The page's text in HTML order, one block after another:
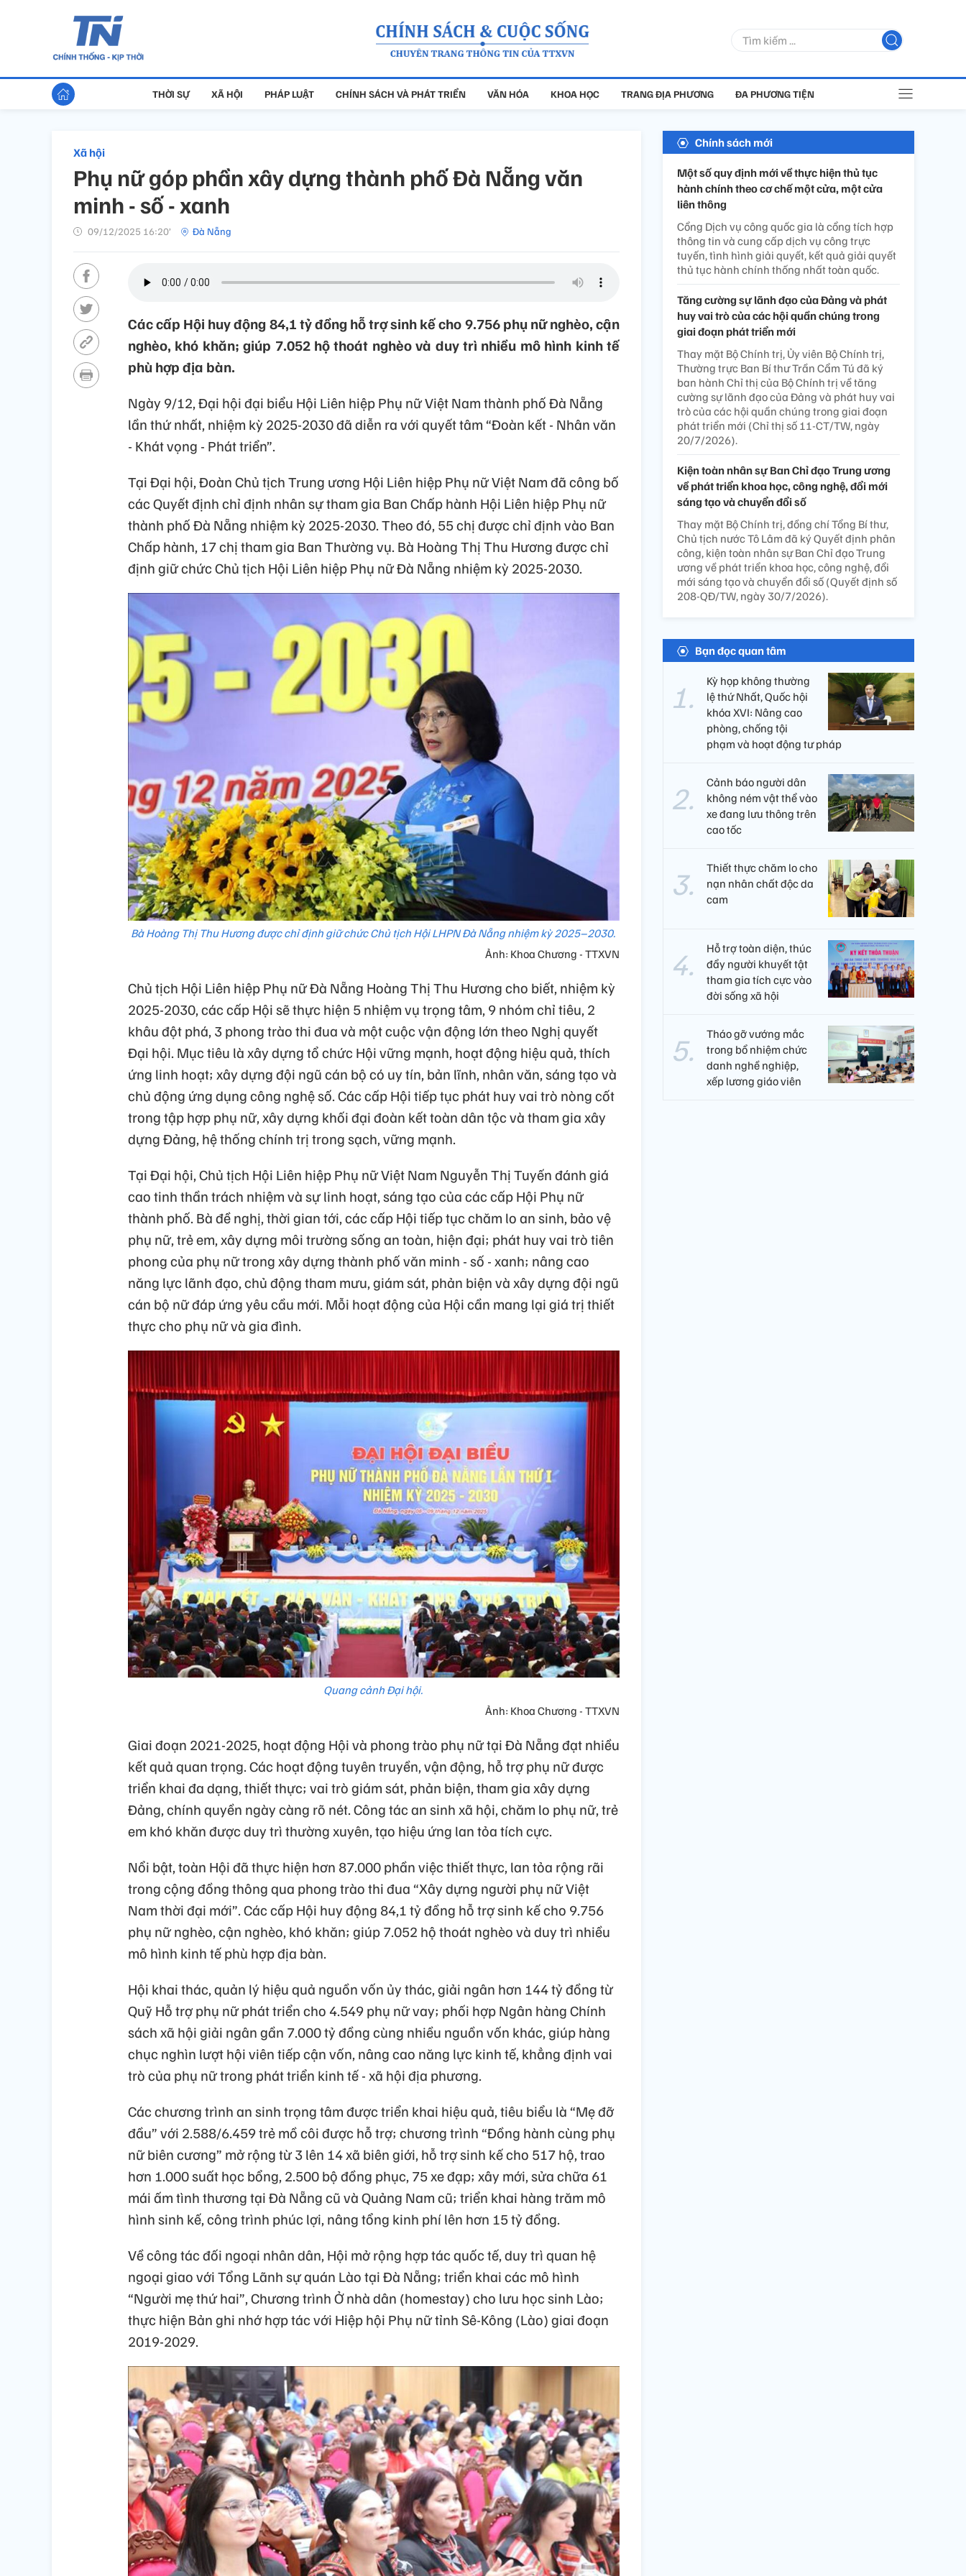
THỜI SỰ XÃ HỘI PHÁP LUẬT CHÍNH SÁCH VÀ PHÁT TRIỂN VĂN HÓA KHOA HỌC TRANG ĐỊA PHƯƠNG ĐA PHƯƠNG TIỆN
Xã hội
Phụ nữ góp phần xây dựng thành phố Đà Nẵng văn
minh - số - xanh
09/12/2025 16:20’ Đà Nẵng
Các cấp Hội huy động 84,1 tỷ đồng hỗ trợ sinh kế cho 9.756 phụ nữ nghèo, cận
nghèo, khó khăn; giúp 7.052 hộ thoát nghèo và duy trì nhiều mô hình kinh tế
phù hợp địa bàn.
Ngày 9/12, Đại hội đại biểu Hội Liên hiệp Phụ nữ Việt Nam thành phố Đà Nẵng
lần thứ nhất, nhiệm kỳ 2025-2030 đã diễn ra với quyết tâm “Đoàn kết - Nhân văn
- Khát vọng - Phát triển”.
Tại Đại hội, Đoàn Chủ tịch Trung ương Hội Liên hiệp Phụ nữ Việt Nam đã công bố
các Quyết định chỉ định nhân sự tham gia Ban Chấp hành Hội Liên hiệp Phụ nữ
thành phố Đà Nẵng nhiệm kỳ 2025-2030. Theo đó, 55 chị được chỉ định vào Ban
Chấp hành, 17 chị tham gia Ban Thường vụ. Bà Hoàng Thị Thu Hương được chỉ
định giữ chức Chủ tịch Hội Liên hiệp Phụ nữ Đà Nẵng nhiệm kỳ 2025-2030.
Bà Hoàng Thị Thu Hương được chỉ định giữ chức Chủ tịch Hội LHPN Đà Nẵng nhiệm kỳ 2025–2030.
Ảnh: Khoa Chương - TTXVN
Chủ tịch Hội Liên hiệp Phụ nữ Đà Nẵng Hoàng Thị Thu Hương cho biết, nhiệm kỳ
2025-2030, các cấp Hội sẽ thực hiện 5 nhiệm vụ trọng tâm, 9 nhóm chỉ tiêu, 2
khâu đột phá, 3 phong trào thi đua và một cuộc vận động lớn theo Nghị quyết
Đại hội. Mục tiêu là xây dựng tổ chức Hội vững mạnh, hoạt động hiệu quả, thích
ứng linh hoạt; xây dựng đội ngũ cán bộ có uy tín, bản lĩnh, nhân văn, sáng tạo và
chủ động ứng dụng công nghệ số. Các cấp Hội tiếp tục phát huy vai trò nòng cốt
trong tập hợp phụ nữ, xây dựng khối đại đoàn kết toàn dân tộc và tham gia xây
dựng Đảng, hệ thống chính trị trong sạch, vững mạnh.
Tại Đại hội, Chủ tịch Hội Liên hiệp Phụ nữ Việt Nam Nguyễn Thị Tuyến đánh giá
cao tinh thần trách nhiệm và sự linh hoạt, sáng tạo của các cấp Hội Phụ nữ
thành phố. Bà đề nghị, thời gian tới, các cấp Hội tiếp tục chăm lo an sinh, bảo vệ
phụ nữ, trẻ em, xây dựng môi trường sống an toàn, hiện đại; phát huy vai trò tiên
phong của phụ nữ trong xây dựng thành phố văn minh - số - xanh; nâng cao
năng lực lãnh đạo, chủ động tham mưu, giám sát, phản biện và xây dựng đội ngũ
cán bộ nữ đáp ứng yêu cầu mới. Mỗi hoạt động của Hội cần mang lại giá trị thiết
thực cho phụ nữ và gia đình.
Quang cảnh Đại hội.
Ảnh: Khoa Chương - TTXVN
Giai đoạn 2021-2025, hoạt động Hội và phong trào phụ nữ tại Đà Nẵng đạt nhiều
kết quả quan trọng. Các hoạt động tuyên truyền, vận động, hỗ trợ phụ nữ được
triển khai đa dạng, thiết thực; vai trò giám sát, phản biện, tham gia xây dựng
Đảng, chính quyền ngày càng rõ nét. Công tác an sinh xã hội, chăm lo phụ nữ, trẻ
em khó khăn được duy trì thường xuyên, tạo hiệu ứng lan tỏa tích cực.
Nổi bật, toàn Hội đã thực hiện hơn 87.000 phần việc thiết thực, lan tỏa rộng rãi
trong cộng đồng thông qua phong trào thi đua “Xây dựng người phụ nữ Việt
Nam thời đại mới”. Các cấp Hội huy động 84,1 tỷ đồng hỗ trợ sinh kế cho 9.756
phụ nữ nghèo, cận nghèo, khó khăn; giúp 7.052 hộ thoát nghèo và duy trì nhiều
mô hình kinh tế phù hợp địa bàn.
Hội khai thác, quản lý hiệu quả nguồn vốn ủy thác, giải ngân hơn 144 tỷ đồng từ
Quỹ Hỗ trợ phụ nữ phát triển cho 4.549 phụ nữ vay; phối hợp Ngân hàng Chính
sách xã hội giải ngân gần 7.000 tỷ đồng cùng nhiều nguồn vốn khác, giúp hàng
chục nghìn lượt hội viên tiếp cận vốn, nâng cao năng lực kinh tế, khẳng định vai
trò của phụ nữ trong phát triển kinh tế - xã hội địa phương.
Các chương trình an sinh trọng tâm được triển khai hiệu quả, tiêu biểu là “Mẹ đỡ
đầu” với 2.588/6.459 trẻ mồ côi được hỗ trợ; chương trình “Đồng hành cùng phụ
nữ biên cương” mở rộng từ 3 lên 14 xã biên giới, hỗ trợ sinh kế cho 517 hộ, trao
hơn 1.000 suất học bổng, 2.500 bộ đồng phục, 75 xe đạp; xây mới, sửa chữa 61
mái ấm tình thương tại Đà Nẵng cũ và Quảng Nam cũ; triển khai hàng trăm mô
hình sinh kế, công trình phúc lợi, nâng tổng kinh phí lên hơn 15 tỷ đồng.
Về công tác đối ngoại nhân dân, Hội mở rộng hợp tác quốc tế, duy trì quan hệ
ngoại giao với Tổng Lãnh sự quán Lào tại Đà Nẵng; triển khai các mô hình
“Người mẹ thứ hai”, Chương trình Ở nhà dân (homestay) cho lưu học sinh Lào;
thực hiện Bản ghi nhớ hợp tác với Hiệp hội Phụ nữ tỉnh Sê-Kông (Lào) giai đoạn
2019-2029.
Chính sách mới
Một số quy định mới về thực hiện thủ tục
hành chính theo cơ chế một cửa, một cửa
liên thông
Cổng Dịch vụ công quốc gia là cổng tích hợp
thông tin và cung cấp dịch vụ công trực
tuyến, tình hình giải quyết, kết quả giải quyết
thủ tục hành chính thống nhất toàn quốc.
Tăng cường sự lãnh đạo của Đảng và phát
huy vai trò của các hội quần chúng trong
giai đoạn phát triển mới
Thay mặt Bộ Chính trị, Ủy viên Bộ Chính trị,
Thường trực Ban Bí thư Trần Cẩm Tú đã ký
ban hành Chỉ thị của Bộ Chính trị về tăng
cường sự lãnh đạo của Đảng và phát huy vai
trò của các hội quần chúng trong giai đoạn
phát triển mới (Chỉ thị số 11-CT/TW, ngày
20/7/2026).
Kiện toàn nhân sự Ban Chỉ đạo Trung ương
về phát triển khoa học, công nghệ, đổi mới
sáng tạo và chuyển đổi số
Thay mặt Bộ Chính trị, đồng chí Tổng Bí thư,
Chủ tịch nước Tô Lâm đã ký Quyết định phân
công, kiện toàn nhân sự Ban Chỉ đạo Trung
ương về phát triển khoa học, công nghệ, đổi
mới sáng tạo và chuyển đổi số (Quyết định số
208-QĐ/TW, ngày 30/7/2026).
Bạn đọc quan tâm
Kỳ họp không thường
lệ thứ Nhất, Quốc hội
khóa XVI: Nâng cao
phòng, chống tội
phạm và hoạt động tư pháp
Cảnh báo người dân
không ném vật thể vào
xe đang lưu thông trên
cao tốc
Thiết thực chăm lo cho
nạn nhân chất độc da
cam
Hỗ trợ toàn diện, thúc
đẩy người khuyết tật
tham gia tích cực vào
đời sống xã hội
Tháo gỡ vướng mắc
trong bổ nhiệm chức
danh nghề nghiệp,
xếp lương giáo viên